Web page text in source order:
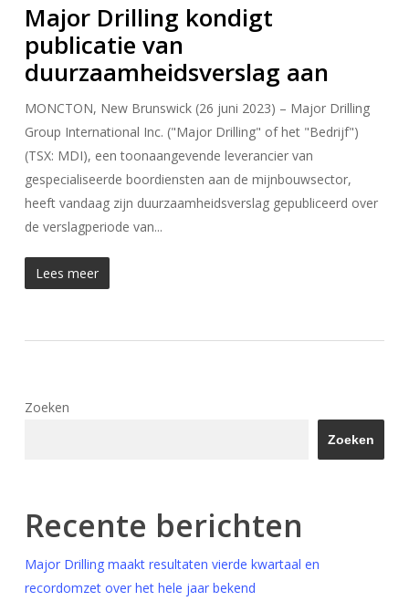
Major Drilling kondigt
publicatie van
duurzaamheidsverslag aan
MONCTON, New Brunswick (26 juni 2023) – Major Drilling
Group International Inc. ("Major Drilling" of het "Bedrijf")
(TSX: MDI), een toonaangevende leverancier van
gespecialiseerde boordiensten aan de mijnbouwsector,
heeft vandaag zijn duurzaamheidsverslag gepubliceerd over
de verslagperiode van...
Lees meer
Zoeken
Zoeken
Recente berichten
Major Drilling maakt resultaten vierde kwartaal en
recordomzet over het hele jaar bekend